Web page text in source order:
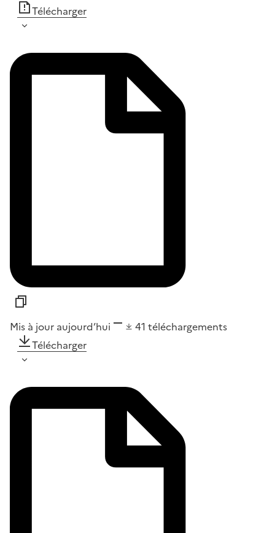
Télécharger
Mis à jour aujourd’hui 41 téléchargements
Télécharger